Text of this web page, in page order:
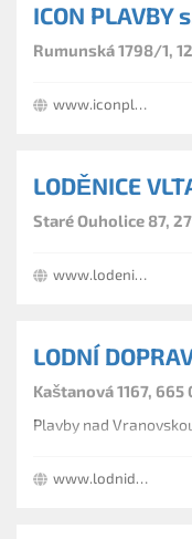
ICON PLAVBY
Rumunská 1798/1,
www.iconplavby.cz
LODĚNICE
Staré Ouholice 87,
www.lodenicevltava.cz
LODNÍ
Kaštanová 1167, 665
Plavby nad
www.lodnidopravavranov.cz